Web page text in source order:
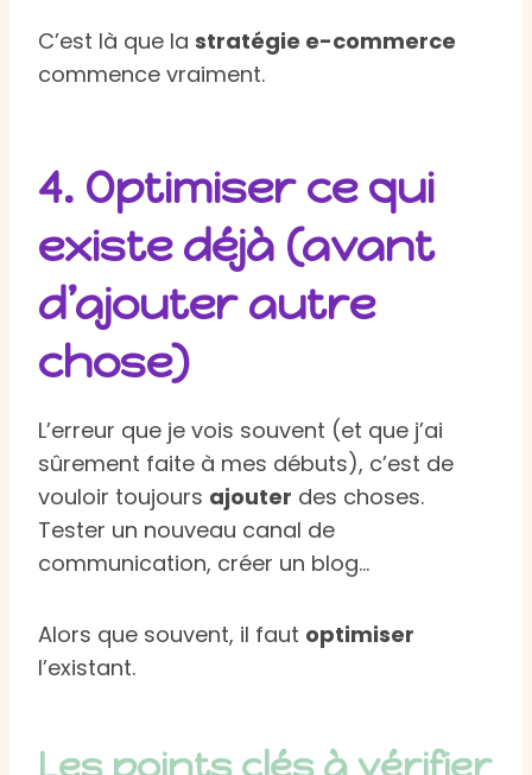
C’est là que la stratégie e-commerce
commence vraiment.
4. Optimiser ce qui
existe déjà (avant
d’ajouter autre
chose)
L’erreur que je vois souvent (et que j’ai
sûrement faite à mes débuts), c’est de
vouloir toujours ajouter des choses.
Tester un nouveau canal de
communication, créer un blog…
Alors que souvent, il faut optimiser
l’existant.
Les points clés à vérifier